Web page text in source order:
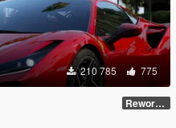
210 785 775
Reworked 1.0